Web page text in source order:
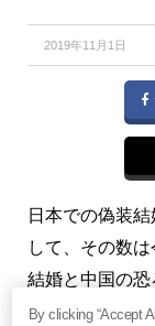
2019年11月1日
日本での偽装
して、その数
結婚と中国の
いないことだ。
By clicking “Accept